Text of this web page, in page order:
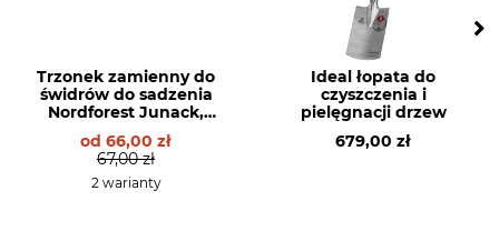
Trzonek zamienny do
świdrów do sadzenia
Nordforest Junack,
bardzo długi
od 66,00 zł
67,00 zł
2 warianty
Ideal łopata do
czyszczenia i
pielęgnacji drzew
679,00 zł